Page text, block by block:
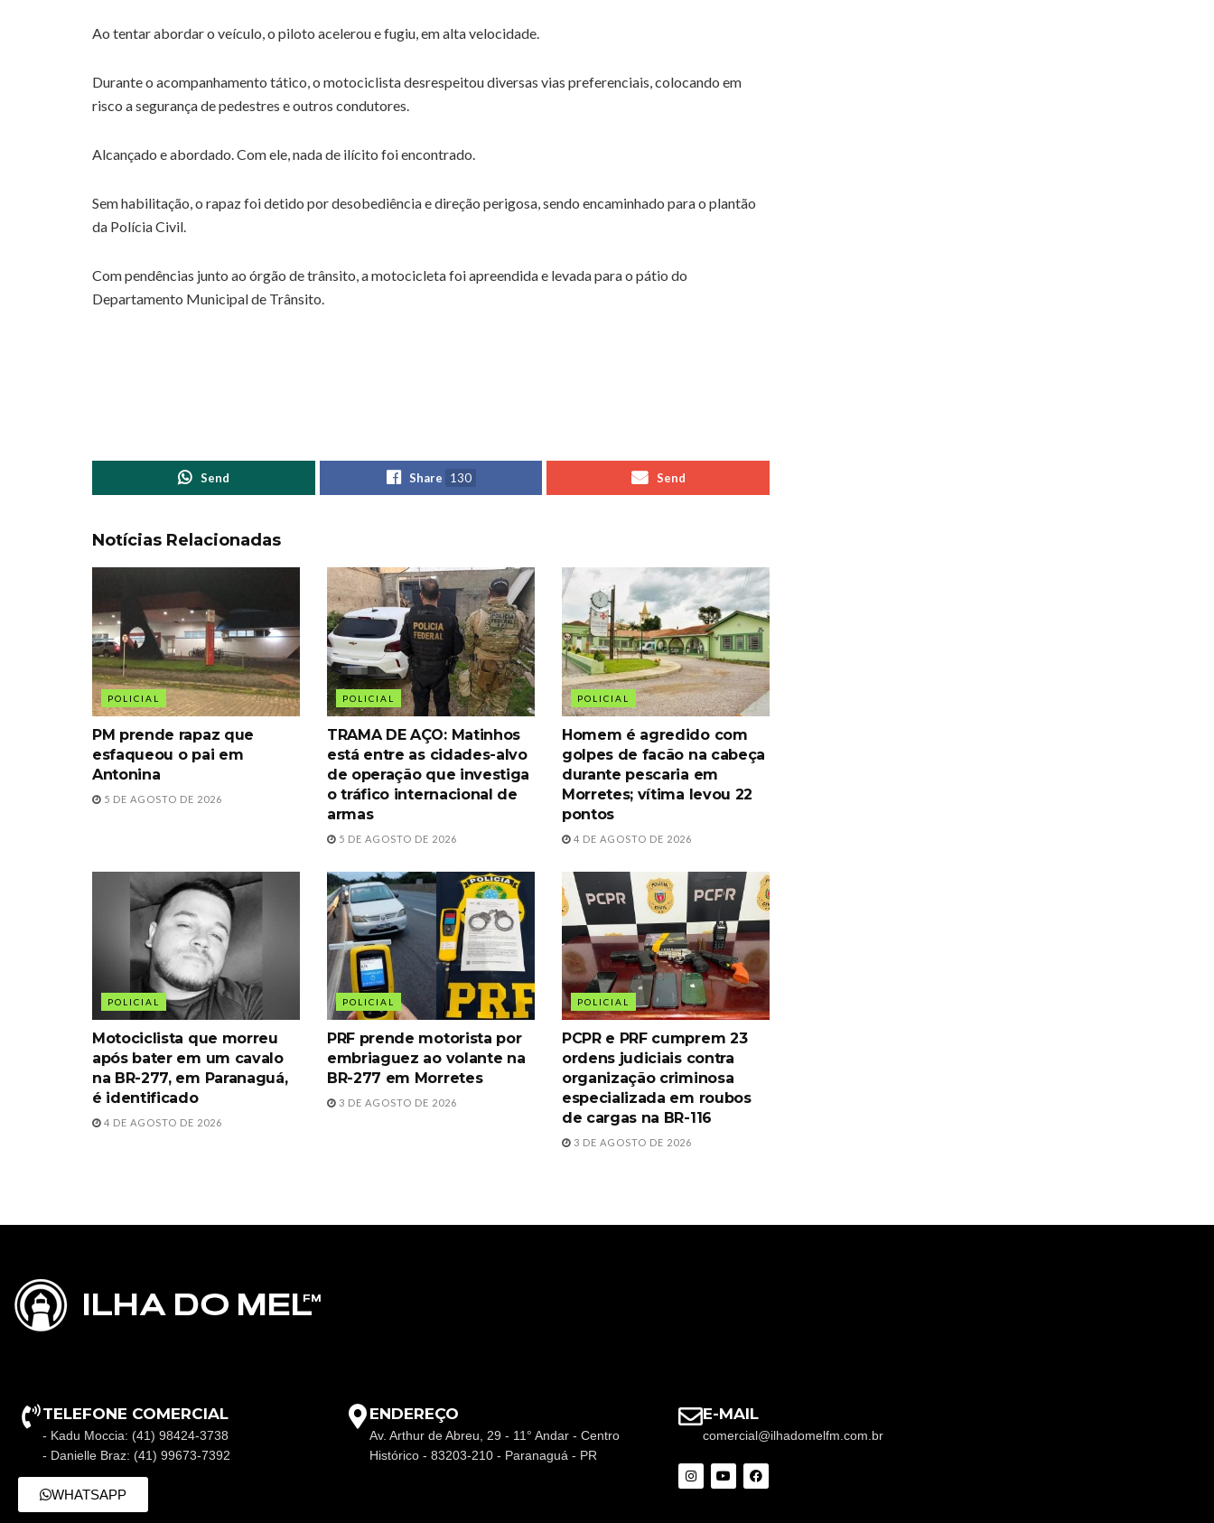
Ao tentar abordar o veículo, o piloto acelerou e fugiu, em alta velocidade.
Durante o acompanhamento tático, o motociclista desrespeitou diversas vias preferenciais, colocando em
risco a segurança de pedestres e outros condutores.
Alcançado e abordado. Com ele, nada de ilícito foi encontrado.
Sem habilitação, o rapaz foi detido por desobediência e direção perigosa, sendo encaminhado para o plantão
da Polícia Civil.
Com pendências junto ao órgão de trânsito, a motocicleta foi apreendida e levada para o pátio do
Departamento Municipal de Trânsito.
Send Share 130 Send
Notícias Relacionadas
POLICIAL
PM prende rapaz que
esfaqueou o pai em
Antonina
5 DE AGOSTO DE 2026
POLICIAL
TRAMA DE AÇO: Matinhos
está entre as cidades-alvo
de operação que investiga
o tráfico internacional de
armas
5 DE AGOSTO DE 2026
POLICIAL
Homem é agredido com
golpes de facão na cabeça
durante pescaria em
Morretes; vítima levou 22
pontos
4 DE AGOSTO DE 2026
POLICIAL
Motociclista que morreu
após bater em um cavalo
na BR-277, em Paranaguá,
é identificado
4 DE AGOSTO DE 2026
POLICIAL
PRF prende motorista por
embriaguez ao volante na
BR-277 em Morretes
3 DE AGOSTO DE 2026
POLICIAL
PCPR e PRF cumprem 23
ordens judiciais contra
organização criminosa
especializada em roubos
de cargas na BR-116
3 DE AGOSTO DE 2026
TELEFONE COMERCIAL
- Kadu Moccia: (41) 98424-3738
- Danielle Braz: (41) 99673-7392
WHATSAPP
ENDEREÇO
Av. Arthur de Abreu, 29 - 11° Andar - Centro
Histórico - 83203-210 - Paranaguá - PR
E-MAIL
comercial@ilhadomelfm.com.br